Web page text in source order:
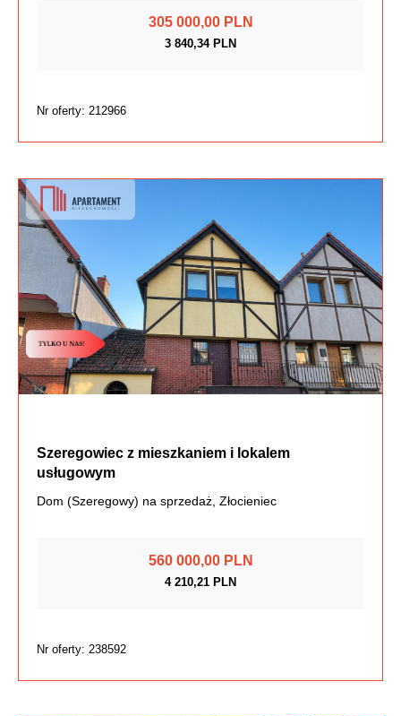
305 000,00 PLN
3 840,34 PLN
Nr oferty: 212966
Szeregowiec z mieszkaniem i lokalem
usługowym
Dom (Szeregowy) na sprzedaż, Złocieniec
560 000,00 PLN
4 210,21 PLN
Nr oferty: 238592